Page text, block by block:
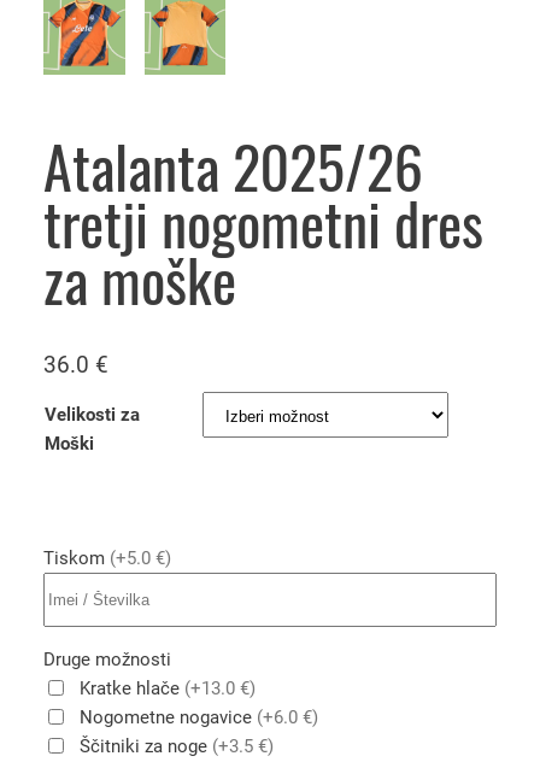
Atalanta 2025/26
tretji nogometni dres
za moške
36.0 €
Velikosti za
Moški
Tiskom (+5.0 €)
Druge možnosti
Kratke hlače (+13.0 €)
Nogometne nogavice (+6.0 €)
Ščitniki za noge (+3.5 €)